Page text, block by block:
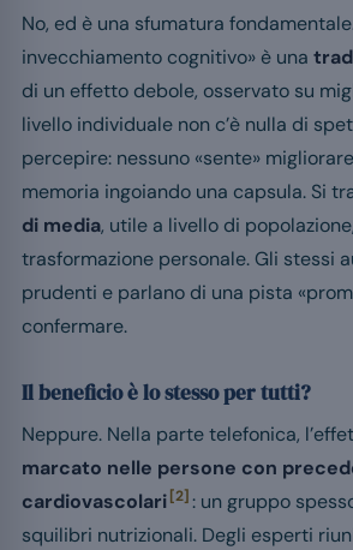
No, ed è una sfumatura
invecchiamento cognitivo» è una
di un effetto debole, osservato su
livello individuale non c’è nulla di
percepire: nessuno «sente»
memoria ingoiando una capsula. Si
di media, utile a livello di
trasformazione personale. Gli stessi
prudenti e parlano di una pista
confermare.
Il beneficio è lo stesso per tutti?
Neppure. Nella parte telefonica,
marcato nelle persone con
cardiovascolari[2] : un gruppo
squilibri nutrizionali. Degli esperti